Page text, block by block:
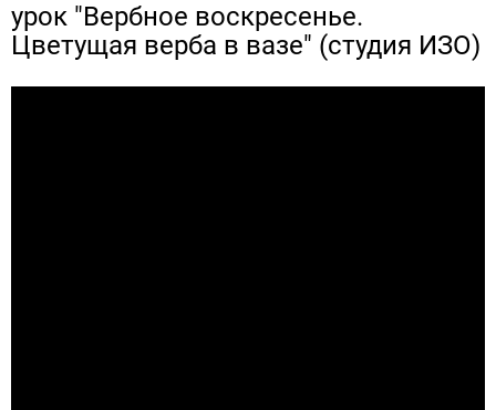
урок "Вербное воскресенье.
Цветущая верба в вазе" (студия ИЗО)